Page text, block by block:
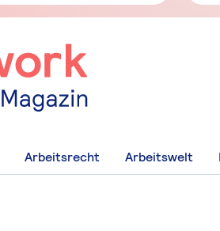
Arbeitsrecht Arbeitswelt